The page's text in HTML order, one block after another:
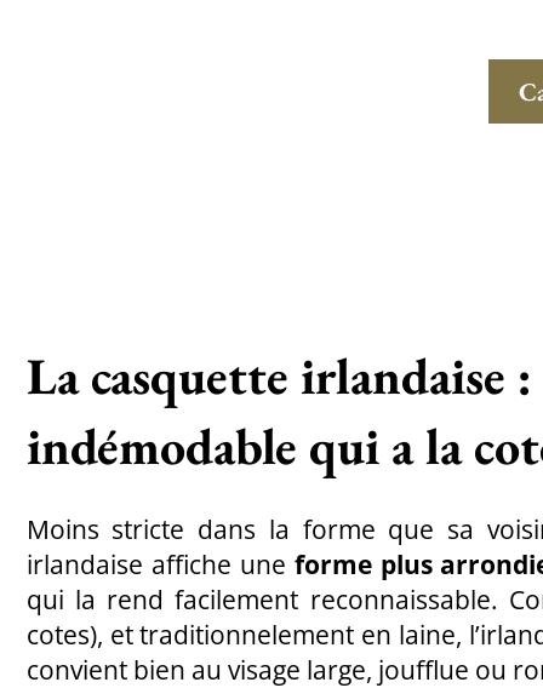
La casquette irlandaise
indémodable qui a la
Moins stricte dans la forme que sa
irlandaise affiche une forme plus
qui la rend facilement reconnaissable.
cotes), et traditionnelement en laine,
convient bien au visage large, joufflue ou